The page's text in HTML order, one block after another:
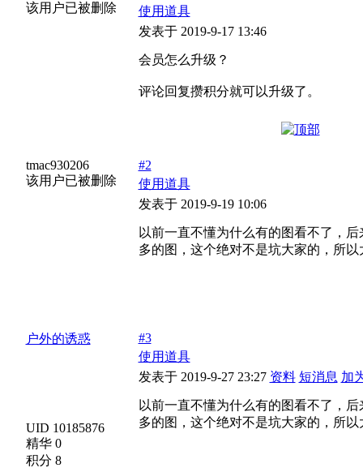
该用户已被删除
使用道具
发表于 2019-9-17 13:46
会员怎么升级？
评论回复攒积分就可以升级了。
tmac930206
该用户已被删除
#2
使用道具
发表于 2019-9-19 10:06
以前一直不懂为什么有的图看不了，
多的图，这个绝对不是坑大家的，所
户外的诱惑
UID 10185876
精华 0
积分 8
#3
使用道具
发表于 2019-9-27 23:27 资料 短消息 加
以前一直不懂为什么有的图看不了，
多的图，这个绝对不是坑大家的，所